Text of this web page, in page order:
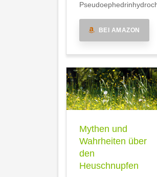
BEI AMAZON
Mythen und
Wahrheiten über
den
Heuschnupfen